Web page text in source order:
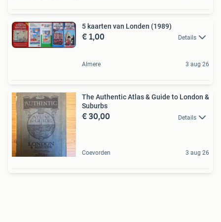
5 kaarten van Londen (1989)
€ 1,00 Details
Almere 3 aug 26
The Authentic Atlas & Guide to London &
Suburbs
€ 30,00 Details
Coevorden 3 aug 26